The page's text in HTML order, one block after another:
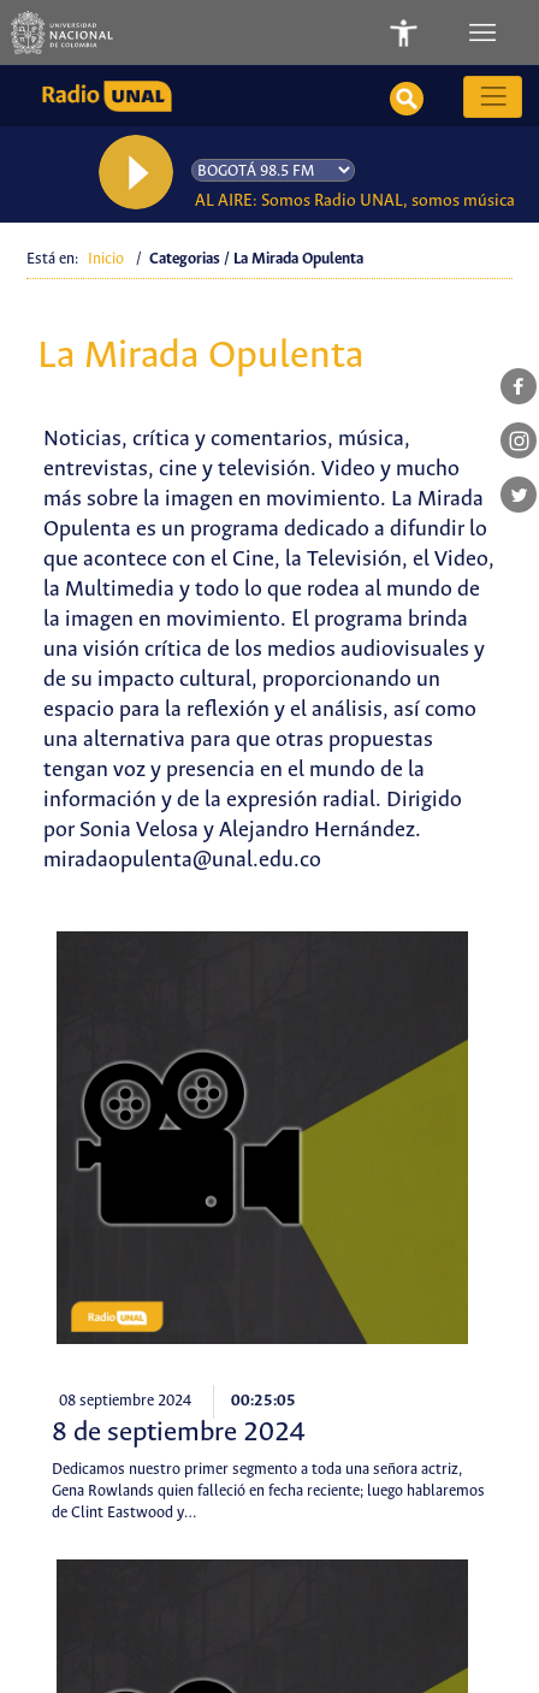
AL AIRE: Somos Radio UNAL, somos música
Está en: Inicio / Categorias / La Mirada Opulenta
La Mirada Opulenta
Noticias, crítica y comentarios, música,
entrevistas, cine y televisión. Video y mucho
más sobre la imagen en movimiento. La Mirada
Opulenta es un programa dedicado a difundir lo
que acontece con el Cine, la Televisión, el Video,
la Multimedia y todo lo que rodea al mundo de
la imagen en movimiento. El programa brinda
una visión crítica de los medios audiovisuales y
de su impacto cultural, proporcionando un
espacio para la reflexión y el análisis, así como
una alternativa para que otras propuestas
tengan voz y presencia en el mundo de la
información y de la expresión radial. Dirigido
por Sonia Velosa y Alejandro Hernández.
miradaopulenta@unal.edu.co
08 septiembre 2024 00:25:05
8 de septiembre 2024
Dedicamos nuestro primer segmento a toda una señora actriz,
Gena Rowlands quien falleció en fecha reciente; luego hablaremos
de Clint Eastwood y…